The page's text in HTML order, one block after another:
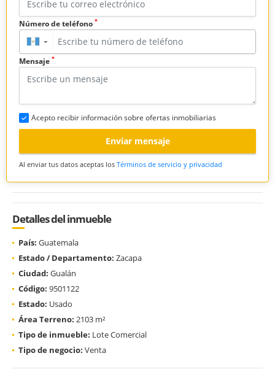
Número de teléfono *
▼
Mensaje *
Acepto recibir información sobre ofertas inmobiliarias
Enviar mensaje
Al enviar tus datos aceptas los Términos de servicio y privacidad
Detalles del inmueble
País: Guatemala
Estado / Departamento: Zacapa
Ciudad: Gualán
Código: 9501122
Estado: Usado
Área Terreno: 2103 m²
Tipo de inmueble: Lote Comercial
Tipo de negocio: Venta